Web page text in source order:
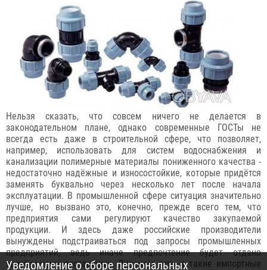
Нельзя сказать, что совсем ничего не делается в
законодательном плане, однако современные ГОСТы не
всегда есть даже в строительной сфере, что позволяет,
например, использовать для систем водоснабжения и
канализации полимерные материалы пониженного качества -
недостаточно надёжные и износостойкие, которые придётся
заменять буквально через несколько лет после начала
эксплуатации. В промышленной сфере ситуация значительно
лучше, но вызвано это, конечно, прежде всего тем, что
предприятия сами регулируют качество закупаемой
продукции. И здесь даже российские производители
вынуждены подстраиваться под запросы промышленных
предприятий, ведь иначе предпочтение будет отдано
зарубежному поставщику. Впрочем есть и такие импортные
Уведомление о сборе персональных